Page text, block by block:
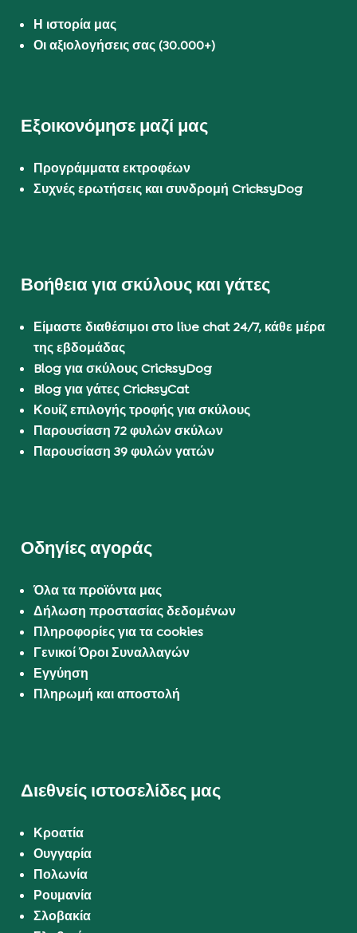
Η ιστορία μας
Οι αξιολογήσεις σας (30.000+)
Εξοικονόμησε μαζί μας
Προγράμματα εκτροφέων
Συχνές ερωτήσεις και συνδρομή CricksyDog
Βοήθεια για σκύλους και γάτες
Είμαστε διαθέσιμοι στο live chat 24/7, κάθε μέρα
της εβδομάδας
Blog για σκύλους CricksyDog
Blog για γάτες CricksyCat
Κουίζ επιλογής τροφής για σκύλους
Παρουσίαση 72 φυλών σκύλων
Παρουσίαση 39 φυλών γατών
Οδηγίες αγοράς
Όλα τα προϊόντα μας
Δήλωση προστασίας δεδομένων
Πληροφορίες για τα cookies
Γενικοί Όροι Συναλλαγών
Εγγύηση
Πληρωμή και αποστολή
Διεθνείς ιστοσελίδες μας
Κροατία
Ουγγαρία
Πολωνία
Ρουμανία
Σλοβακία